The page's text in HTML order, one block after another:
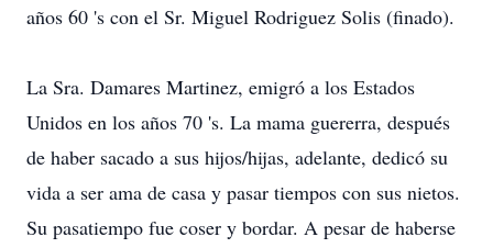
años 60 's con el Sr. Miguel Rodriguez Solis (finado).
La Sra. Damares Martinez, emigró a los Estados
Unidos en los años 70 's. La mama guererra, después
de haber sacado a sus hijos/hijas, adelante, dedicó su
vida a ser ama de casa y pasar tiempos con sus nietos.
Su pasatiempo fue coser y bordar. A pesar de haberse